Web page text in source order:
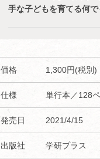
手な子どもを育てる何
価格 1,300円(税別)
仕様 単行本／128
発売日 2021/4/15
出版社 学研プラス